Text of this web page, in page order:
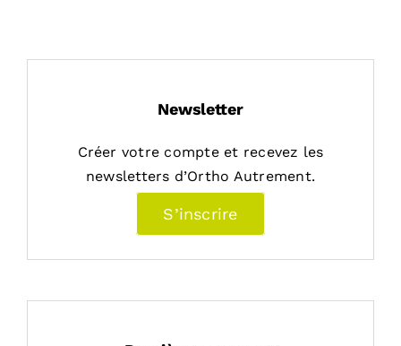
Newsletter
Créer votre compte et recevez les
newsletters d’Ortho Autrement.
S’inscrire